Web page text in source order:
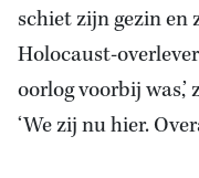
schiet zijn gezin en
Holocaust-
oorlog voorbij
‘We zij nu hier.